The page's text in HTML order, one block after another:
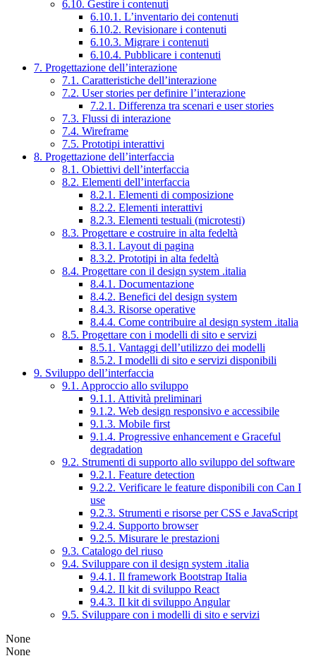
6.10. Gestire i contenuti
6.10.1. L’inventario dei contenuti
6.10.2. Revisionare i contenuti
6.10.3. Migrare i contenuti
6.10.4. Pubblicare i contenuti
7. Progettazione dell’interazione
7.1. Caratteristiche dell’interazione
7.2. User stories per definire l’interazione
7.2.1. Differenza tra scenari e user stories
7.3. Flussi di interazione
7.4. Wireframe
7.5. Prototipi interattivi
8. Progettazione dell’interfaccia
8.1. Obiettivi dell’interfaccia
8.2. Elementi dell’interfaccia
8.2.1. Elementi di composizione
8.2.2. Elementi interattivi
8.2.3. Elementi testuali (microtesti)
8.3. Progettare e costruire in alta fedeltà
8.3.1. Layout di pagina
8.3.2. Prototipi in alta fedeltà
8.4. Progettare con il design system .italia
8.4.1. Documentazione
8.4.2. Benefici del design system
8.4.3. Risorse operative
8.4.4. Come contribuire al design system .italia
8.5. Progettare con i modelli di sito e servizi
8.5.1. Vantaggi dell’utilizzo dei modelli
8.5.2. I modelli di sito e servizi disponibili
9. Sviluppo dell’interfaccia
9.1. Approccio allo sviluppo
9.1.1. Attività preliminari
9.1.2. Web design responsivo e accessibile
9.1.3. Mobile first
9.1.4. Progressive enhancement e Graceful
degradation
9.2. Strumenti di supporto allo sviluppo del software
9.2.1. Feature detection
9.2.2. Verificare le feature disponibili con Can I
use
9.2.3. Strumenti e risorse per CSS e JavaScript
9.2.4. Supporto browser
9.2.5. Misurare le prestazioni
9.3. Catalogo del riuso
9.4. Sviluppare con il design system .italia
9.4.1. Il framework Bootstrap Italia
9.4.2. Il kit di sviluppo React
9.4.3. Il kit di sviluppo Angular
9.5. Sviluppare con i modelli di sito e servizi
None
None